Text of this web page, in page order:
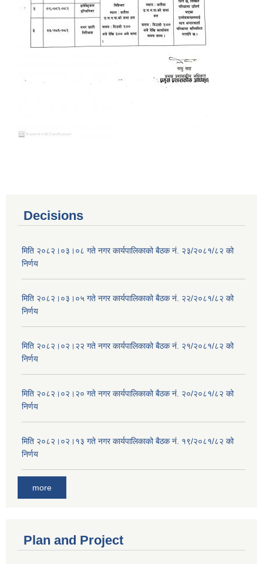
Decisions
मिति २०८२।०३।०८ गते नगर कार्यपालिकाको बैठक नं. २३/२०८१/८२ को
निर्णय
मिति २०८२।०३।०५ गते नगर कार्यपालिकाको बैठक नं. २२/२०८१/८२ को
निर्णय
मिति २०८२।०२।२२ गते नगर कार्यपालिकाको बैठक नं. २१/२०८१/८२ को
निर्णय
मिति २०८२।०२।२० गते नगर कार्यपालिकाको बैठक नं. २०/२०८१/८२ को
निर्णय
मिति २०८२।०२।१३ गते नगर कार्यपालिकाको बैठक नं. १९/२०८१/८२ को
निर्णय
more
Plan and Project